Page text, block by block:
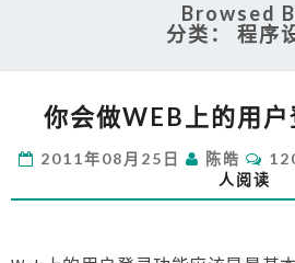
Browsed
分类： 程序
会
WEB
上
你会做WEB上的用户
2011年08月25日 陈皓
评
论
人阅读